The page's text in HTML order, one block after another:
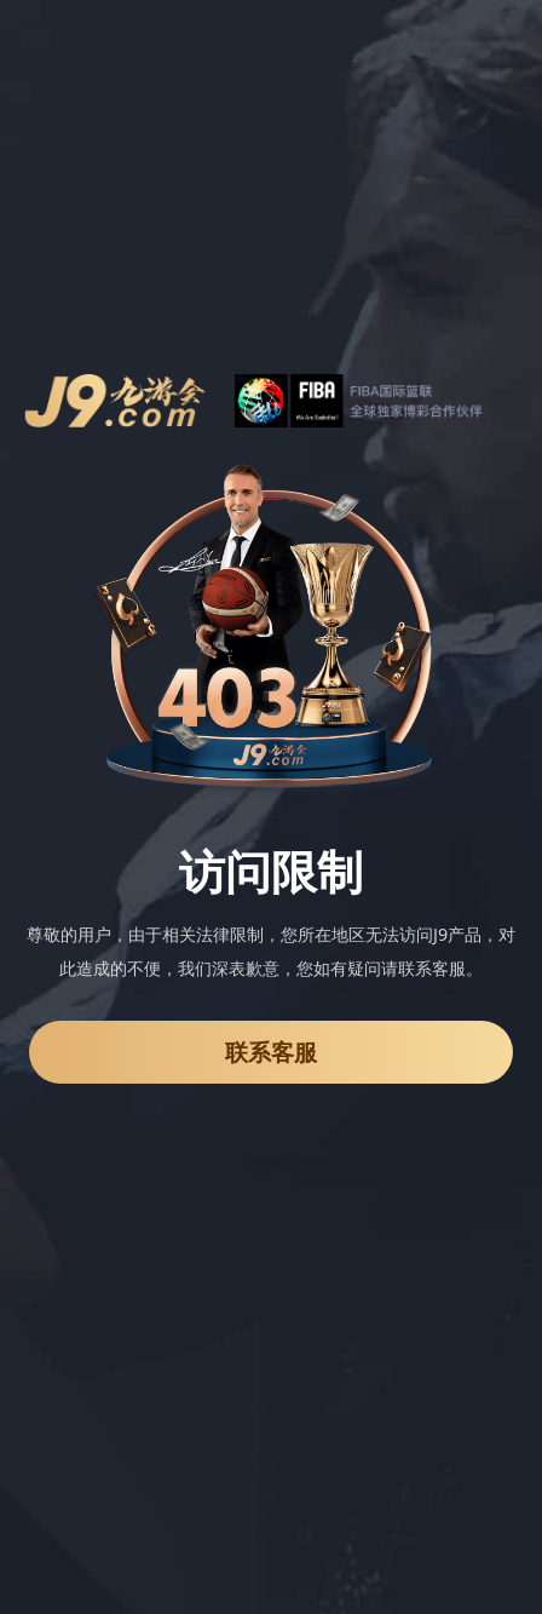
访问限制
尊敬的用户，由于相关法律限制，您所在地区无法访问J9产品，对
此造成的不便，我们深表歉意，您如有疑问请联系客服。
联系客服